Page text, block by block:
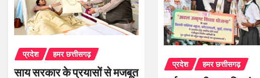
प्रदेश हमर छत्तीसगढ़
साय सरकार के प्रयासों से मजबूत
प्रदेश हमर छत्तीसगढ़